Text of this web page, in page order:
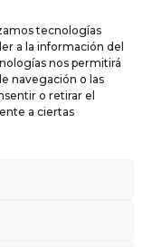
tecnologías
a la información del
nos permitirá
navegación o las
o retirar el
a ciertas
–